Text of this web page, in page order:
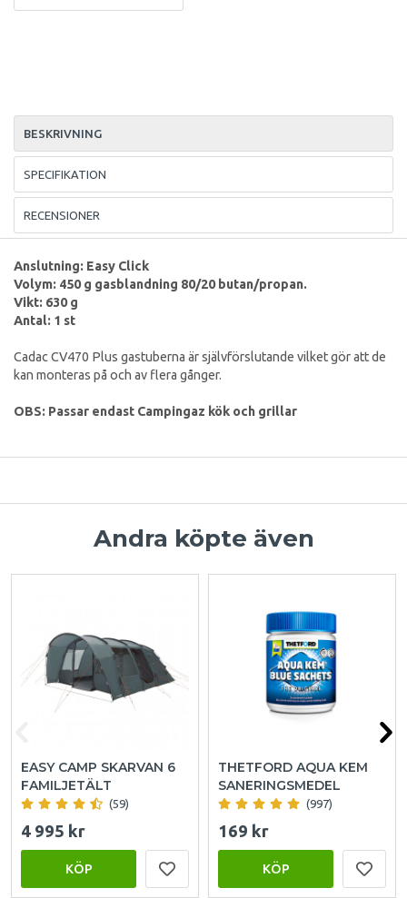
BESKRIVNING
SPECIFIKATION
RECENSIONER
Anslutning: Easy Click
Volym: 450 g gasblandning 80/20 butan/propan.
Vikt: 630 g
Antal: 1 st
Cadac CV470 Plus gastuberna är självförslutande vilket gör att de
kan monteras på och av flera gånger.
OBS: Passar endast Campingaz kök och grillar
Andra köpte även
EASY CAMP SKARVAN 6
FAMILJETÄLT
(59)
4 995 kr
KÖP
THETFORD AQUA KEM
SANERINGSMEDEL
(997)
169 kr
KÖP